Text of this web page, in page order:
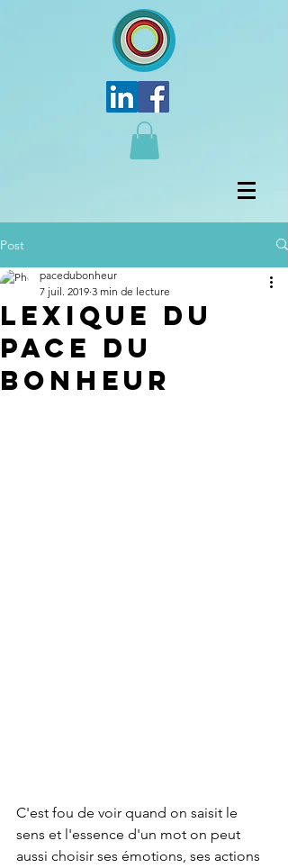
Post
Lexique du
Pace du
Bonheur
pacedubonheur
7 juil. 2019 3 min de lecture
C'est fou de voir quand on saisit le
sens et l'essence d'un mot on peut
aussi choisir ses émotions, ses actions